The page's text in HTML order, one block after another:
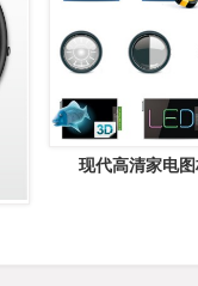
现代高清家电